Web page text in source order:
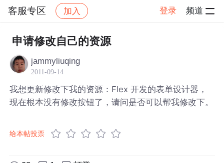
客服专区 加入 登录 频道
社区 客服专区 帖子详情
申请修改自己的资源
jammyliuqing
2011-09-14
我想更新修改下我的资源：Flex 开发的表单设计器，
现在根本没有修改按钮了，请问是否可以帮我修改下。
给本帖投票